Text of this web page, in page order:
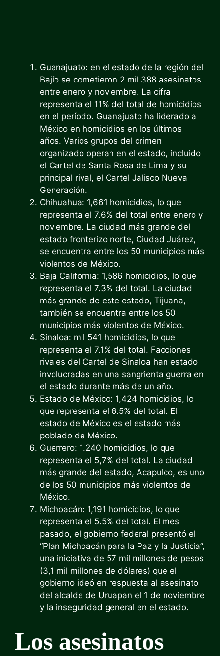
Guanajuato: en el estado de la región del
Bajío se cometieron 2 mil 388 asesinatos
entre enero y noviembre. La cifra
representa el 11% del total de homicidios
en el período. Guanajuato ha liderado a
México en homicidios en los últimos
años. Varios grupos del crimen
organizado operan en el estado, incluido
el Cartel de Santa Rosa de Lima y su
principal rival, el Cartel Jalisco Nueva
Generación.
Chihuahua: 1,661 homicidios, lo que
representa el 7.6% del total entre enero y
noviembre. La ciudad más grande del
estado fronterizo norte, Ciudad Juárez,
se encuentra entre los 50 municipios más
violentos de México.
Baja California: 1,586 homicidios, lo que
representa el 7.3% del total. La ciudad
más grande de este estado, Tijuana,
también se encuentra entre los 50
municipios más violentos de México.
Sinaloa: mil 541 homicidios, lo que
representa el 7.1% del total. Facciones
rivales del Cartel de Sinaloa han estado
involucradas en una sangrienta guerra en
el estado durante más de un año.
Estado de México: 1,424 homicidios, lo
que representa el 6.5% del total. El
estado de México es el estado más
poblado de México.
Guerrero: 1.240 homicidios, lo que
representa el 5,7% del total. La ciudad
más grande del estado, Acapulco, es uno
de los 50 municipios más violentos de
México.
Michoacán: 1,191 homicidios, lo que
representa el 5.5% del total. El mes
pasado, el gobierno federal presentó el
“Plan Michoacán para la Paz y la Justicia”,
una iniciativa de 57 mil millones de pesos
(3,1 mil millones de dólares) que el
gobierno ideó en respuesta al asesinato
del alcalde de Uruapan el 1 de noviembre
y la inseguridad general en el estado.
Los asesinatos